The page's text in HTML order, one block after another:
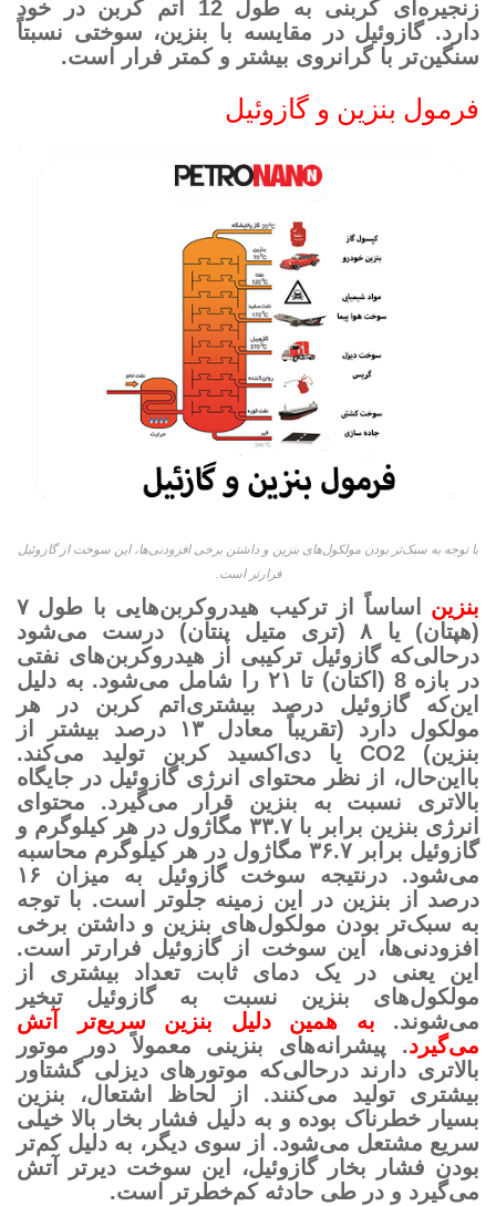
زنجیره‌ای کربنی به طول 12 اتم کربن در خود
دارد. گازوئیل در مقایسه با بنزین، سوختی نسبتاً
سنگین‌تر با گرانروی بیشتر و کمتر فرار است.
فرمول بنزین و گازوئیل
با توجه به سبک‌تر بودن مولکول‌های بنزین و داشتن برخی افزودنی‌ها، این سوخت از گازوئیل
فرارتر است.
بنزین
اساساً از ترکیب هیدروکربن‌هایی با طول ۷
(هپتان) یا ۸ (تری متیل پنتان) درست می‌شود
درحالی‌که گازوئیل ترکیبی از هیدروکربن‌های نفتی
در بازه 8 (اکتان) تا ۲۱ را شامل می‌شود. به دلیل
این‌که گازوئیل درصد بیشتری‌اتم کربن در هر
مولکول دارد (تقریباً معادل ۱۳ درصد بیشتر از
بنزین) CO2 یا دی‌اکسید کربن تولید می‌کند.
بااین‌حال، از نظر محتوای انرژی گازوئیل در جایگاه
بالاتری نسبت به بنزین قرار می‌گیرد. محتوای
انرژی بنزین برابر با ۳۳.۷ مگاژول در هر کیلوگرم و
گازوئیل برابر ۳۶.۷ مگاژول در هر کیلوگرم محاسبه
می‌شود. درنتیجه سوخت گازوئیل به میزان ۱۶
درصد از بنزین در این زمینه جلوتر است. با توجه
به سبک‌تر بودن مولکول‌های بنزین و داشتن برخی
افزودنی‌ها، این سوخت از گازوئیل فرارتر است.
این یعنی در یک دمای ثابت تعداد بیشتری از
مولکول‌های بنزین نسبت به گازوئیل تبخیر
می‌شوند. به همین دلیل بنزین سریع‌تر آتش
می‌گیرد. پیشرانه‌های بنزینی معمولاً دور موتور
بالاتری دارند درحالی‌که موتورهای دیزلی گشتاور
بیشتری تولید می‌کنند. از لحاظ اشتعال، بنزین
بسیار خطرناک بوده و به دلیل فشار بخار بالا خیلی
سریع مشتعل می‌شود. از سوی دیگر، به دلیل کم‌تر
بودن فشار بخار گازوئیل، این سوخت دیرتر آتش
می‌گیرد و در طی حادثه کم‌خطرتر است.